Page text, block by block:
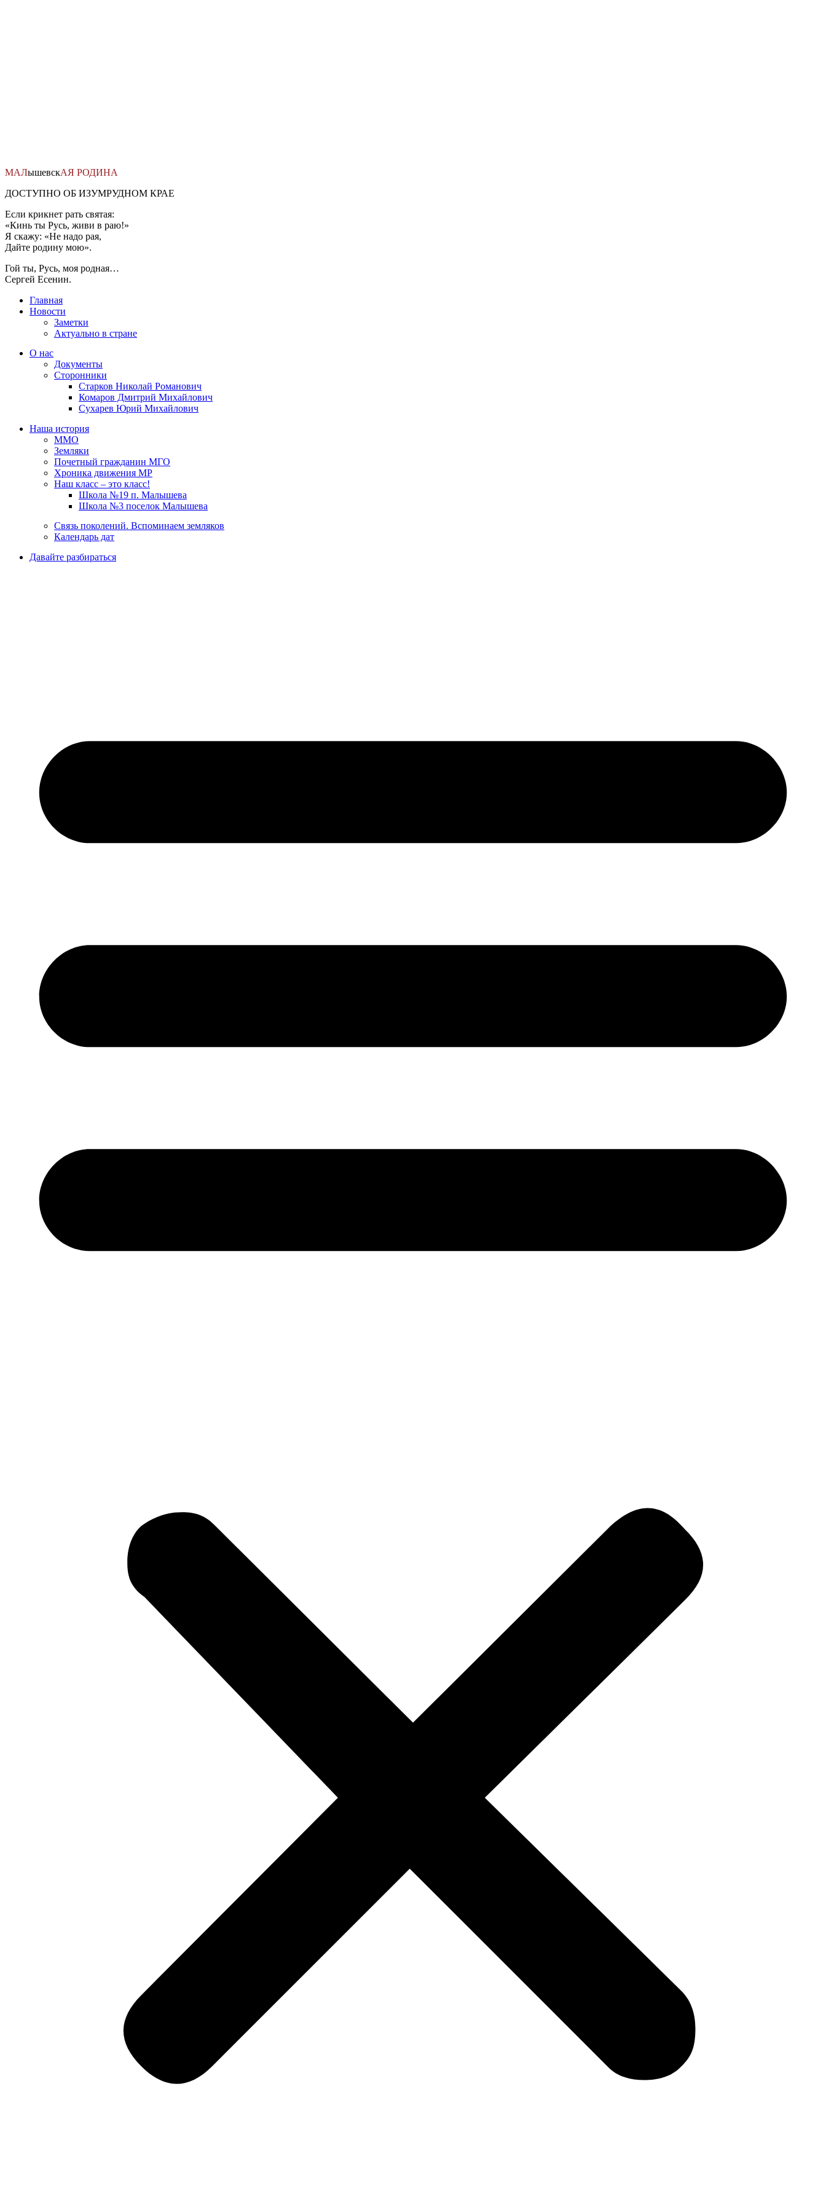
МАЛышевскАЯ РОДИНА
ДОСТУПНО ОБ ИЗУМРУДНОМ КРАЕ
Если крикнет рать святая:
«Кинь ты Русь, живи в раю!»
Я скажу: «Не надо рая,
Дайте родину мою».
Гой ты, Русь, моя родная…
Сергей Есенин.
Главная
Новости
Заметки
Актуально в стране
О нас
Документы
Сторонники
Старков Николай Романович
Комаров Дмитрий Михайлович
Сухарев Юрий Михайлович
Наша история
ММО
Земляки
Почетный гражданин МГО
Хроника движения МР
Наш класс – это класс!
Школа №19 п. Малышева
Школа №3 поселок Малышева
Связь поколений. Вспоминаем земляков
Календарь дат
Давайте разбираться